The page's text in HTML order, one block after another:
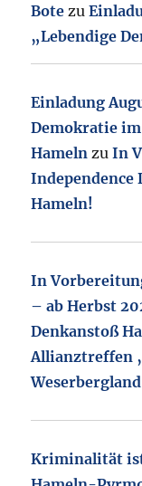
Bote zu
„Lebendige
Einladung
Demokratie
Hameln zuIn
Independence
Hameln!
In
– ab Herbst
Denkanstoß
Allianztreffen
Kriminalität